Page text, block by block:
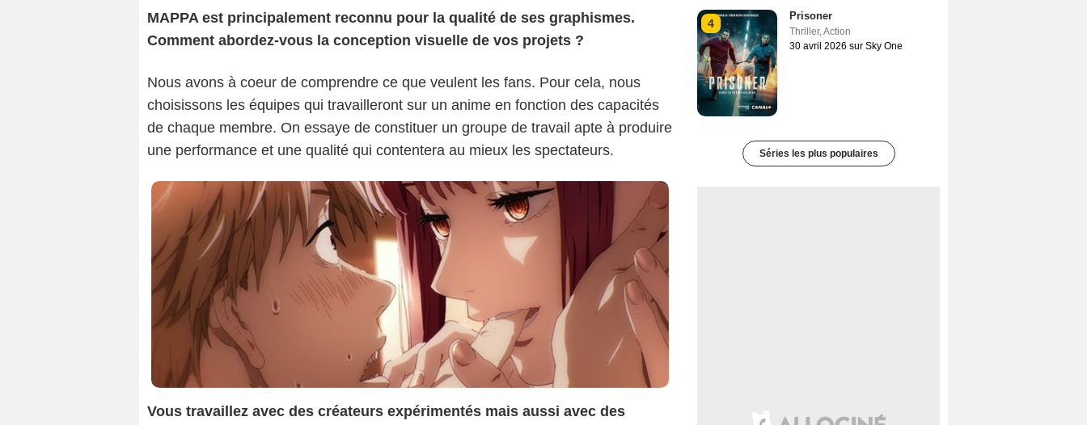
MAPPA est principalement reconnu pour la qualité de ses graphismes.
Comment abordez-vous la conception visuelle de vos projets ?
Nous avons à coeur de comprendre ce que veulent les fans. Pour cela, nous
choisissons les équipes qui travailleront sur un anime en fonction des capacités
de chaque membre. On essaye de constituer un groupe de travail apte à produire
une performance et une qualité qui contentera au mieux les spectateurs.
Vous travaillez avec des créateurs expérimentés mais aussi avec des
4
Prisoner
Thriller, Action
30 avril 2026 sur Sky One
Séries les plus populaires